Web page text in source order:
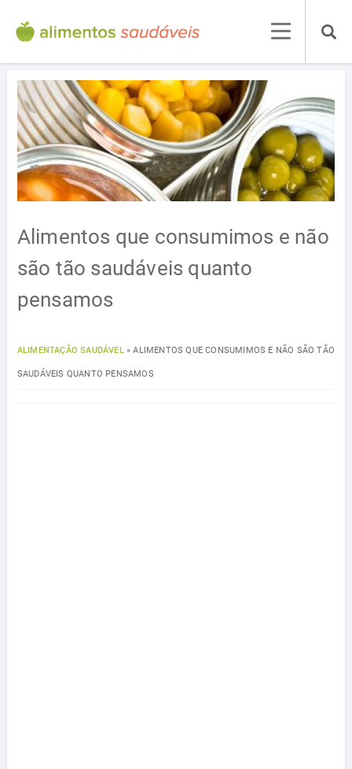
Alimentos que consumimos e não
são tão saudáveis quanto
pensamos
ALIMENTAÇÃO SAUDÁVEL»ALIMENTOS QUE CONSUMIMOS E NÃO SÃO TÃO
SAUDÁVEIS QUANTO PENSAMOS